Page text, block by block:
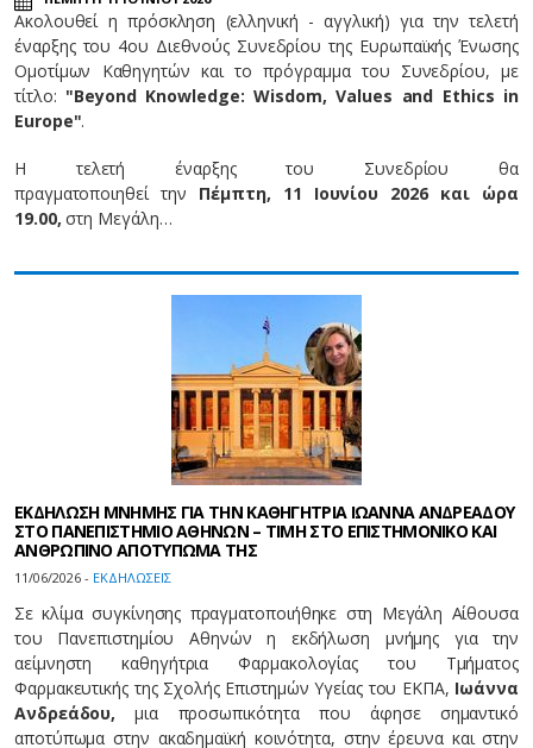
Ακολουθεί η πρόσκληση (ελληνική - αγγλική) για την τελετή
έναρξης του 4ου Διεθνούς Συνεδρίου της Ευρωπαϊκής Ένωσης
Ομοτίμων Καθηγητών και το πρόγραμμα του Συνεδρίου, με
τίτλο: "Beyond Knowledge: Wisdom, Values and Ethics in
Europe".
Η τελετή έναρξης του Συνεδρίου θα
πραγματοποιηθεί την
Πέμπτη, 11 Ιουνίου 2026 και ώρα
19.00,στη Μεγάλη…
ΕΚΔΗΛΩΣΗ ΜΝΗΜΗΣ ΓΙΑ ΤΗΝ ΚΑΘΗΓΗΤΡΙΑ ΙΩΑΝΝΑ ΑΝΔΡΕΑΔΟΥ
ΣΤΟ ΠΑΝΕΠΙΣΤΗΜΙΟ ΑΘΗΝΩΝ – ΤΙΜΗ ΣΤΟ ΕΠΙΣΤΗΜΟΝΙΚΟ ΚΑΙ
ΑΝΘΡΩΠΙΝΟ ΑΠΟΤΥΠΩΜΑ ΤΗΣ
11/06/2026 - EΚΔΗΛΩΣΕΙΣ
Σε κλίμα συγκίνησης πραγματοποιήθηκε στη Μεγάλη Αίθουσα
του Πανεπιστημίου Αθηνών η εκδήλωση μνήμης για την
αείμνηστη καθηγήτρια Φαρμακολογίας του Τμήματος
Φαρμακευτικής της Σχολής Επιστημών Υγείας του ΕΚΠΑ, Ιωάννα
Ανδρεάδου, μια προσωπικότητα που άφησε σημαντικό
αποτύπωμα στην ακαδημαϊκή κοινότητα, στην έρευνα και στην